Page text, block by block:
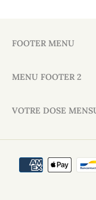
FOOTER MENU
MENU FOOTER 2
VOTRE DOSE